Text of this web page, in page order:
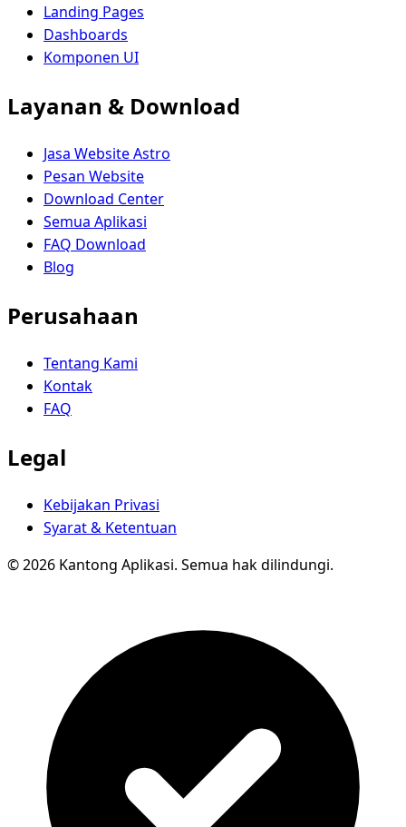
Landing Pages
Dashboards
Komponen UI
Layanan & Download
Jasa Website Astro
Pesan Website
Download Center
Semua Aplikasi
FAQ Download
Blog
Perusahaan
Tentang Kami
Kontak
FAQ
Legal
Kebijakan Privasi
Syarat & Ketentuan
© 2026 Kantong Aplikasi. Semua hak dilindungi.